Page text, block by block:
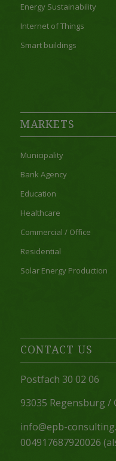
Energy Sustainability
Internet of Things
Smart buildings
MARKETS
Municipality
Bank Agency
Education
Healthcare
Commercial / Office
Residential
Solar Energy Production
CONTACT US
Postfach 30 02 06
93035 Regensburg /
info@epb-
004917687920026